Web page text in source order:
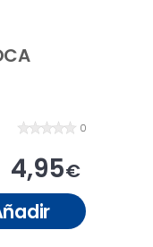
0
4,95€